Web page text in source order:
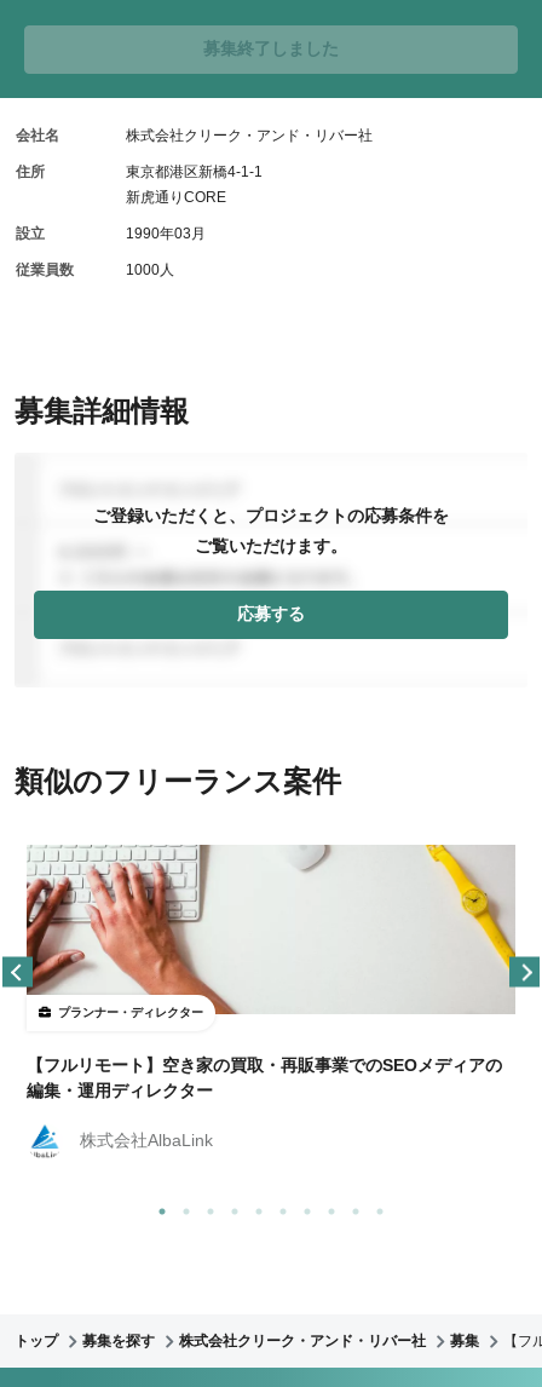
募集詳細情報
ご登録いただくと、プロジェクトの応募条件を
ご覧いただけます。
応募する
募集終了しました
会社名 株式会社クリーク・アンド・リバー社
住所
東京都港区新橋4-1-1
新虎通りCORE
設立 1990年03月
従業員数 1000人
類似のフリーランス案件
プランナー・ディレクター
【フルリモート】空き家の買取・再販事業でのSEOメディアの
編集・運用ディレクター
株式会社AlbaLink
トップ 募集を探す 株式会社クリーク・アンド・リバー社 募集 【